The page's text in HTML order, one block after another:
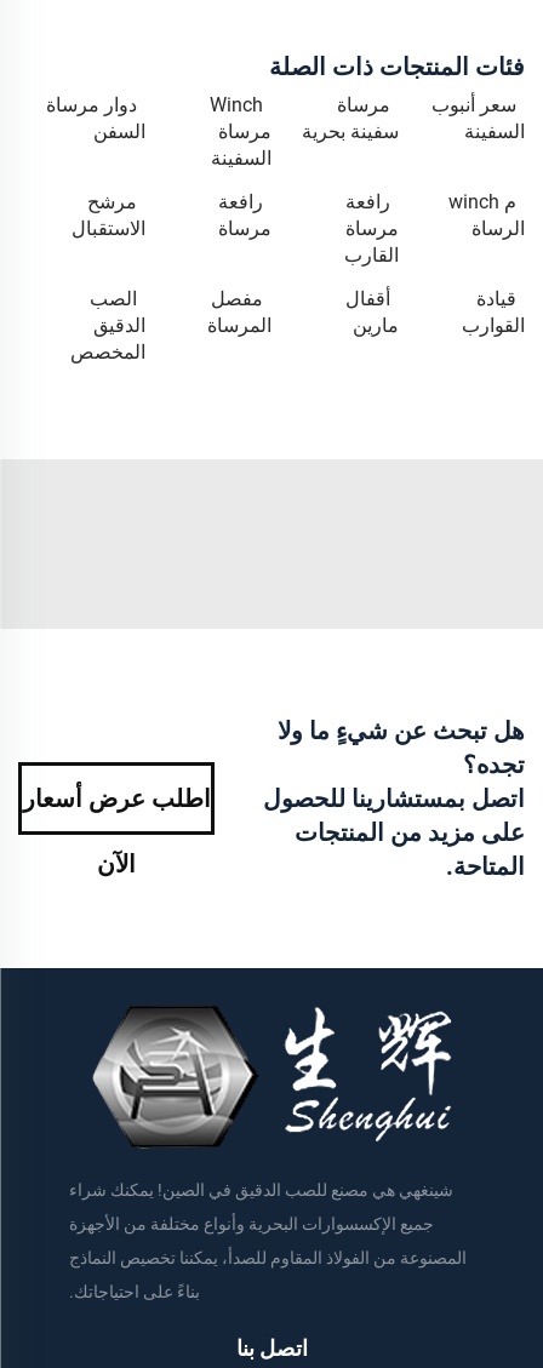
فئات المنتجات ذات الصلة
سعر أنبوب
السفينة
مرساة
سفينة بحرية
Winch
مرساة
السفينة
دوار مرساة
السفن
م winch
الرساة
رافعة
مرساة
القارب
رافعة
مرساة
مرشح
الاستقبال
قيادة
القوارب
أقفال
مارين
مفصل
المرساة
الصب
الدقيق
المخصص
هل تبحث عن شيءٍ ما ولا
تجده؟
اتصل بمستشارينا للحصول
على مزيد من المنتجات
المتاحة.
اطلب عرض أسعار
الآن
شينغهي هي مصنع للصب الدقيق في الصين! يمكنك شراء
جميع الإكسسوارات البحرية وأنواع مختلفة من الأجهزة
المصنوعة من الفولاذ المقاوم للصدأ، يمكننا تخصيص النماذج
بناءً على احتياجاتك.
اتصل بنا